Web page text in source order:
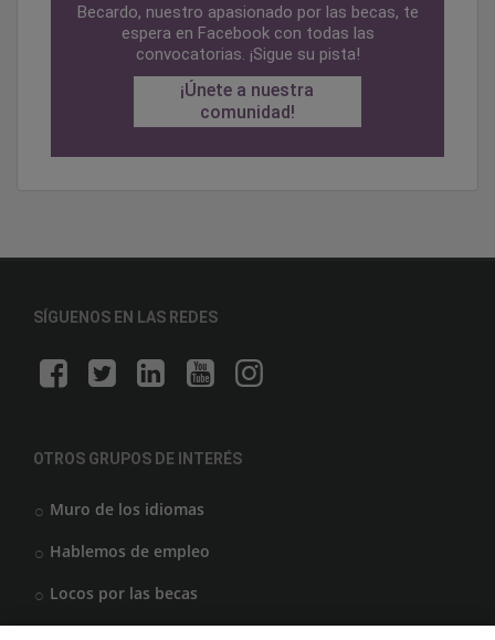
Becardo, nuestro apasionado por las becas, te
espera en Facebook con todas las
convocatorias. ¡Sigue su pista!
¡Únete a nuestra
comunidad!
SÍGUENOS EN LAS REDES
OTROS GRUPOS DE INTERÉS
Muro de los idiomas
Hablemos de empleo
Locos por las becas